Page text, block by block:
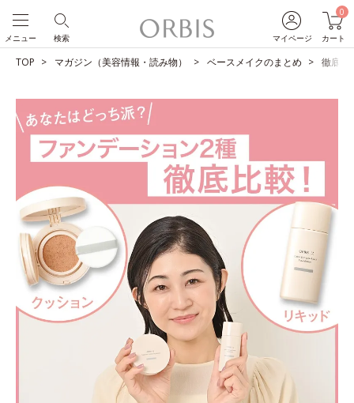
マイページ
0
カート
検索
メニュー
TOP マガジン（美容情報・読み物） ベースメイクのまとめ 徹底比